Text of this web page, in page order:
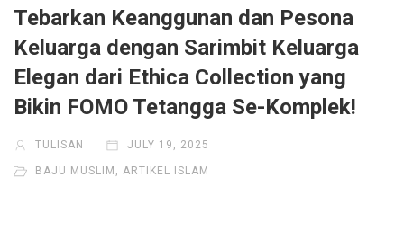
Tebarkan Keanggunan dan Pesona
Keluarga dengan Sarimbit Keluarga
Elegan dari Ethica Collection yang
Bikin FOMO Tetangga Se-Komplek!
TULISAN JULY 19, 2025
BAJU MUSLIM ARTIKEL ISLAM